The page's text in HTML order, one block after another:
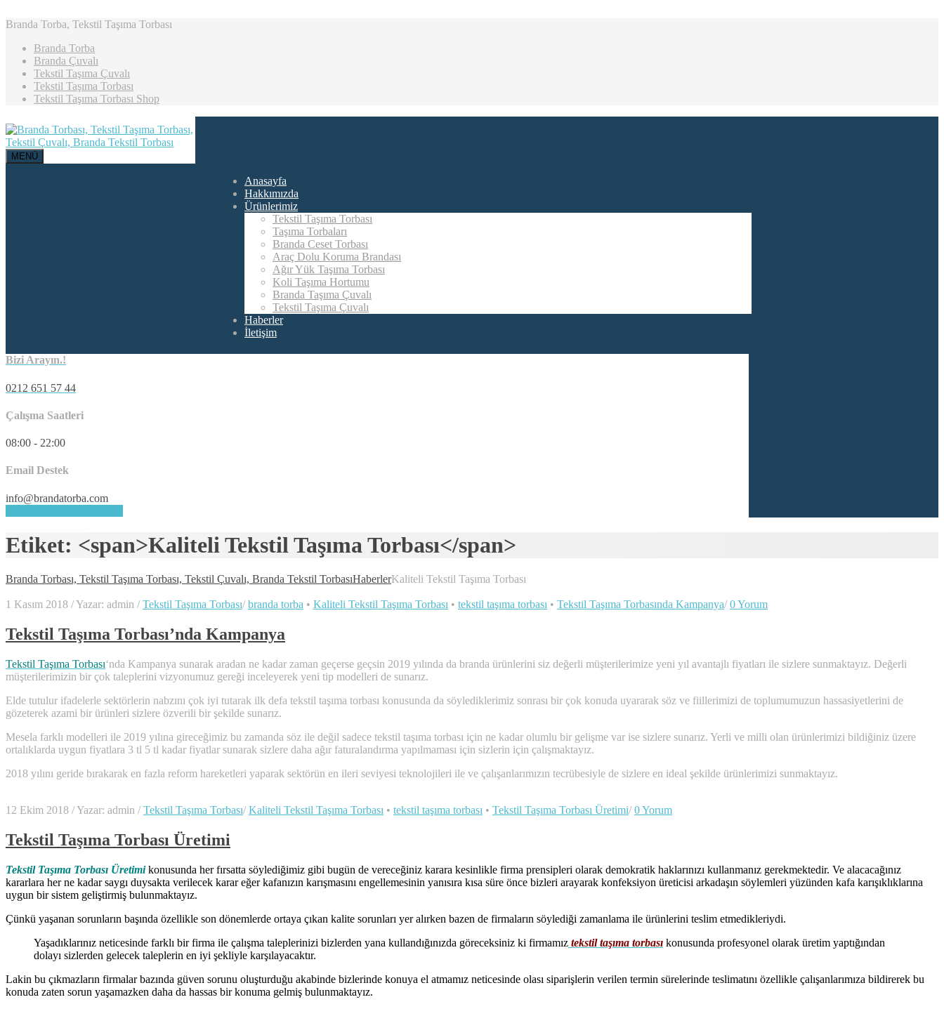
Branda Torba, Tekstil Taşıma Torbası
Branda Torba
Branda Çuvalı
Tekstil Taşıma Çuvalı
Tekstil Taşıma Torbası
Tekstil Taşıma Torbası Shop
MENÜ
Anasayfa
Hakkımızda
Ürünlerimiz
Tekstil Taşıma Torbası
Taşıma Torbaları
Branda Ceset Torbası
Araç Dolu Koruma Brandası
Ağır Yük Taşıma Torbası
Koli Taşıma Hortumu
Branda Taşıma Çuvalı
Tekstil Taşıma Çuvalı
Haberler
İletişim
Bizi Arayın.!
0212 651 57 44
Çalışma Saatleri
08:00 - 22:00
Email Destek
info@brandatorba.com
Etiket: <span>Kaliteli Tekstil Taşıma Torbası</span>
Branda Torbası, Tekstil Taşıma Torbası, Tekstil Çuvalı, Branda Tekstil TorbasıHaberlerKaliteli Tekstil Taşıma Torbası
1 Kasım 2018 /Yazar: admin / Tekstil Taşıma Torbası/ branda torba • Kaliteli Tekstil Taşıma Torbası • tekstil taşıma torbası • Tekstil Taşıma Torbasında Kampanya/ 0 Yorum
Tekstil Taşıma Torbası’nda Kampanya
Tekstil Taşıma Torbası‘nda Kampanya sunarak aradan ne kadar zaman geçerse geçsin 2019 yılında da branda ürünlerini siz değerli müşterilerimize yeni yıl avantajlı fiyatları ile sizlere sunmaktayız. Değerli
müşterilerimizin bir çok taleplerini vizyonumuz gereği inceleyerek yeni tip modelleri de sunarız.
Elde tutulur ifadelerle sektörlerin nabzını çok iyi tutarak ilk defa tekstil taşıma torbası konusunda da söylediklerimiz sonrası bir çok konuda uyararak söz ve fiillerimizi de toplumumuzun hassasiyetlerini de
gözeterek azami bir ürünleri sizlere özverili bir şekilde sunarız.
Mesela farklı modelleri ile 2019 yılına gireceğimiz bu zamanda söz ile değil sadece tekstil taşıma torbası için ne kadar olumlu bir gelişme var ise sizlere sunarız. Yerli ve milli olan ürünlerimizi bildiğiniz üzere
ortalıklarda uygun fiyatlara 3 tl 5 tl kadar fiyatlar sunarak sizlere daha ağır faturalandırma yapılmaması için sizlerin için çalışmaktayız.
2018 yılını geride bırakarak en fazla reform hareketleri yaparak sektörün en ileri seviyesi teknolojileri ile ve çalışanlarımızın tecrübesiyle de sizlere en ideal şekilde ürünlerimizi sunmaktayız.
12 Ekim 2018 /Yazar: admin / Tekstil Taşıma Torbası/ Kaliteli Tekstil Taşıma Torbası • tekstil taşıma torbası • Tekstil Taşıma Torbası Üretimi/ 0 Yorum
Tekstil Taşıma Torbası Üretimi
Tekstil Taşıma Torbası Üretimikonusunda her fırsatta söylediğimiz gibi bugün de vereceğiniz karara kesinlikle firma prensipleri olarak demokratik haklarınızı kullanmanız gerekmektedir. Ve alacacağınız
kararlara her ne kadar saygı duysakta verilecek karar eğer kafanızın karışmasını engellemesinin yanısıra kısa süre önce bizleri arayarak konfeksiyon üreticisi arkadaşın söylemleri yüzünden kafa karışıklıklarına
uygun bir sistem geliştirmiş bulunmaktayız.
Çünkü yaşanan sorunların başında özellikle son dönemlerde ortaya çıkan kalite sorunları yer alırken bazen de firmaların söylediği zamanlama ile ürünlerini teslim etmedikleriydi.
Yaşadıklarınız neticesinde farklı bir firma ile çalışma taleplerinizi bizlerden yana kullandığınızda göreceksiniz ki firmamız tekstil taşıma torbası konusunda profesyonel olarak üretim yaptığından
dolayı sizlerden gelecek taleplerin en iyi şekliyle karşılayacaktır.
Lakin bu çıkmazların firmalar bazında güven sorunu oluşturduğu akabinde bizlerinde konuya el atmamız neticesinde olası siparişlerin verilen termin sürelerinde teslimatını özellikle çalışanlarımıza bildirerek bu
konuda zaten sorun yaşamazken daha da hassas bir konuma gelmiş bulunmaktayız.